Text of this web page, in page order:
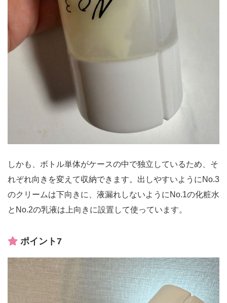
しかも、ボトル単体がケースの中で独立しているため、そ
れぞれ向きを変えて収納できます。出しやすいようにNo.3
のクリームは下向きに、液漏れしないようにNo.1の化粧水
とNo.2の乳液は上向きに設置して使っています。
ポイント7